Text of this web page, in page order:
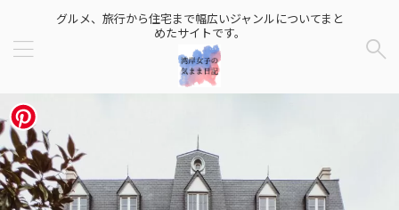
グルメ、旅行から住宅まで幅広いジャンルについてまと
めたサイトです。